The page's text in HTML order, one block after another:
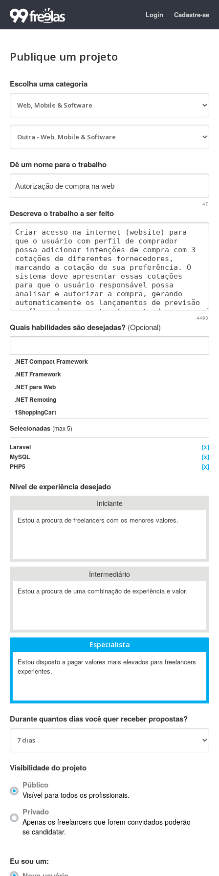
Login Cadastre-se
Publique um projeto
Escolha uma categoria
Dê um nome para o trabalho
47
Descreva o trabalho a ser feito
4493
Quais habilidades são desejadas? (Opcional)
.NET Compact Framework
.NET Framework
.NET para Web
.NET Remoting
1ShoppingCart
3DS Max
3GSM
4D Dimension
802.11
A-GPS
ABBYY FineReader
AbleCommerce
Ableton Push
Abstract Window Toolkit (AWT)
Absynth
ACARS
AccountMate
ACDSee
ACID Pro
ACPI
Acrobat
Acrobat X
Acronis
Actian
Actimize
ActionScript
Active Directory
Selecionadas (max 5)
Laravel
[x]
MySQL
[x]
PHP5
[x]
Nível de experiência desejado
Iniciante
Estou a procura de freelancers com os menores valores.
Intermediário
Estou a procura de uma combinação de experiência e valor.
Especialista
Estou disposto a pagar valores mais elevados para freelancers
experientes.
Durante quantos dias você quer receber propostas?
Visibilidade do projeto
Público
Visível para todos os profissionais.
Privado
Apenas os freelancers que forem convidados poderão
se candidatar.
Eu sou um: